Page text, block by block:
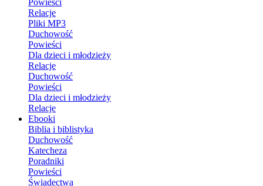
Powieści
Relacje
Pliki MP3
Duchowość
Powieści
Dla dzieci i młodzieży
Relacje
Duchowość
Powieści
Dla dzieci i młodzieży
Relacje
Ebooki
Biblia i biblistyka
Duchowość
Katecheza
Poradniki
Powieści
Świadectwa